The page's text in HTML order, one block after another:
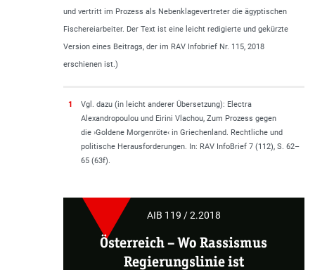
und vertritt im Prozess als Nebenklagevertreter die ägyptischen
Fischereiarbeiter. Der Text ist eine leicht redigierte und gekürzte
Version eines Beitrags, der im RAV Infobrief Nr. 115, 2018
erschienen ist.)
1
Vgl. dazu (in leicht anderer Übersetzung): Electra
Alexandropoulou und Eirini Vlachou, Zum Prozess gegen
die ›Goldene Morgenröte‹ in Griechenland. Rechtliche und
politische Herausforderungen. In: RAV InfoBrief 7 (112), S. 62–
65 (63f).
AIB 119 / 2.2018
Österreich – Wo Rassismus
Regierungslinie ist